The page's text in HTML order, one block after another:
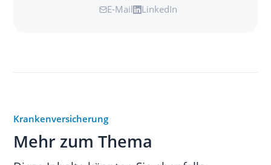
E-Mail
LinkedIn
Krankenversicherung
Mehr zum Thema